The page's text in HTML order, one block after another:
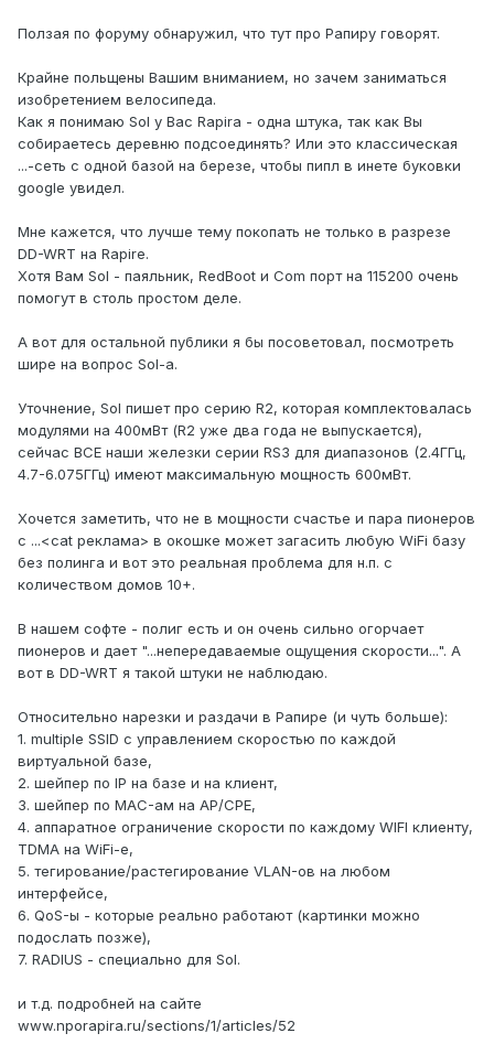
Ползая по форуму обнаружил, что тут про Рапиру говорят.
Крайне польщены Вашим вниманием, но зачем заниматься
изобретением велосипеда.
Как я понимаю Sol у Вас Rapira - одна штука, так как Вы
собираетесь деревню подсоединять? Или это классическая
...-сеть с одной базой на березе, чтобы пипл в инете буковки
google увидел.
Мне кажется, что лучше тему покопать не только в разрезе
DD-WRT на Rapire.
Хотя Вам Sol - паяльник, RedBoot и Com порт на 115200 очень
помогут в столь простом деле.
А вот для остальной публики я бы посоветовал, посмотреть
шире на вопрос Sol-а.
Уточнение, Sol пишет про серию R2, которая комплектовалась
модулями на 400мВт (R2 уже два года не выпускается),
сейчас ВСЕ наши железки серии RS3 для диапазонов (2.4ГГц,
4.7-6.075ГГц) имеют максимальную мощность 600мВт.
Хочется заметить, что не в мощности счастье и пара пионеров
с ...<cat реклама> в окошке может загасить любую WiFi базу
без полинга и вот это реальная проблема для н.п. с
количеством домов 10+.
В нашем софте - полиг есть и он очень сильно огорчает
пионеров и дает "...непередаваемые ощущения скорости...". А
вот в DD-WRT я такой штуки не наблюдаю.
Относительно нарезки и раздачи в Рапире (и чуть больше):
1. multiple SSID с управлением скоростью по каждой
виртуальной базе,
2. шейпер по IP на базе и на клиент,
3. шейпер по MAC-ам на AP/CPE,
4. аппаратное ограничение скорости по каждому WIFI клиенту,
TDMA на WiFi-е,
5. тегирование/растегирование VLAN-ов на любом
интерфейсе,
6. QoS-ы - которые реально работают (картинки можно
подослать позже),
7. RADIUS - специально для Sol.
и т.д. подробней на сайте
www.nporapira.ru/sections/1/articles/52